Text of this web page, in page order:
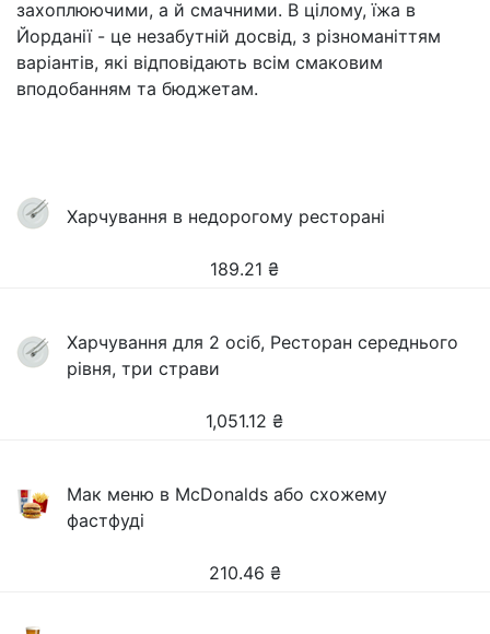
захоплюючими, а й смачними. В цілому, їжа в
Йорданії - це незабутній досвід, з різноманіттям
варіантів, які відповідають всім смаковим
вподобанням та бюджетам.
Харчування в недорогому ресторані
189.21 ₴
Харчування для 2 осіб, Ресторан середнього
рівня, три страви
1,051.12 ₴
Мак меню в McDonalds або схожему
фастфуді
210.46 ₴